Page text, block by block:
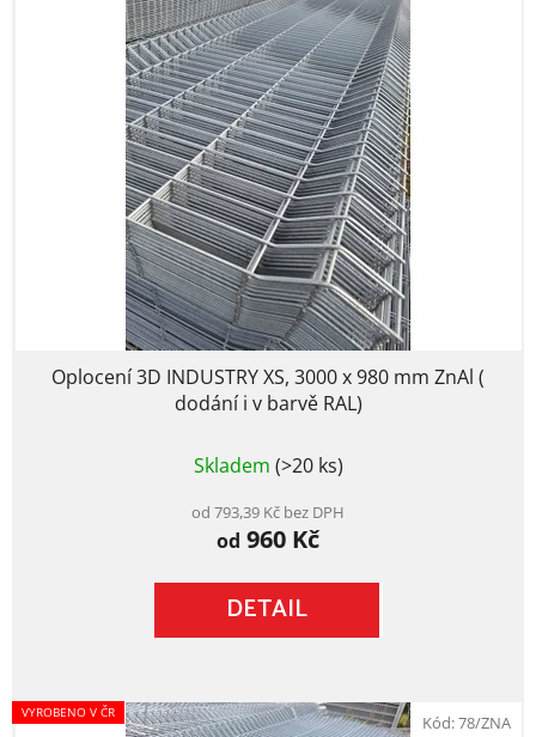
Oplocení 3D INDUSTRY XS, 3000 x 980 mm ZnAl (
dodání i v barvě RAL)
hodnocení
je
5,0
5
hvězdiček.
Skladem (>20 ks)
od 793,39 Kč bez DPH
od 960 Kč
DETAIL
VYROBENO V ČR Kód:78/ZNA